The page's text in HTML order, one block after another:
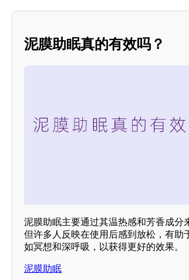
泥膜助眠真的有效吗？
泥膜助眠主要通过其温热感和芳香成分
但许多人反映在使用后感到放松，有助
如冥想和深呼吸，以获得更好的效果。
泥膜助眠